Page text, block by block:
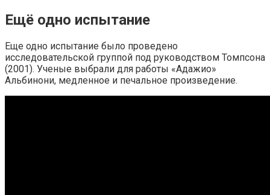
Ещё одно испытание
Еще одно испытание было проведено
исследовательской группой под руководством Томпсона
(2001). Ученые выбрали для работы «Адажио»
Альбинони, медленное и печальное произведение.